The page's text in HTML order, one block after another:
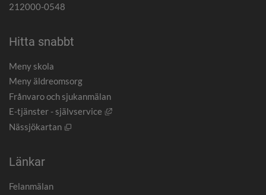
212000-0548
Hitta snabbt
Meny skola
Meny äldreomsorg
Frånvaro och sjukanmälan
E-tjänster - självservice
Länk till annan webbplats, öppnas i
Nässjökartan
Öppnas i nytt fönster.
Länkar
Felanmälan